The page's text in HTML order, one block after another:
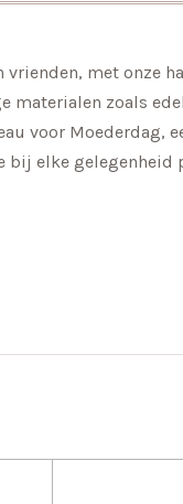
met onze
zoals
voor
elke gelegenheid